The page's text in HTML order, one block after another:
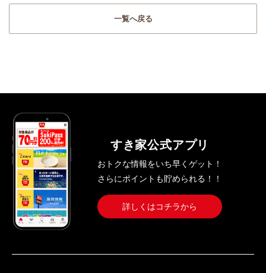
一覧へ戻る
すき家公式アプリ
おトクな情報をいち早くゲット！
さらにポイントも貯められる！！
詳しくはコチラから